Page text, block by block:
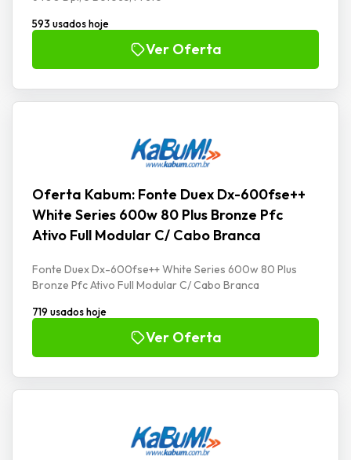
593 usados hoje
Ver Oferta
Oferta Kabum: Fonte Duex Dx-600fse++
White Series 600w 80 Plus Bronze Pfc
Ativo Full Modular C/ Cabo Branca
Fonte Duex Dx-600fse++ White Series 600w 80 Plus
Bronze Pfc Ativo Full Modular C/ Cabo Branca
719 usados hoje
Ver Oferta